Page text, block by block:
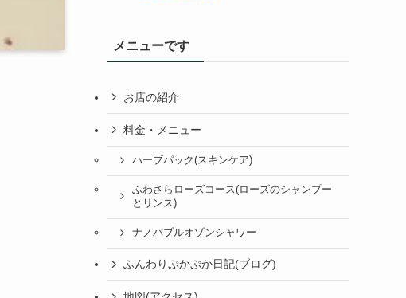
メニューです
お店の紹介
料金・メニュー
ハーブパック(スキンケア)
ふわさらローズコース(ローズのシャンプー
とリンス)
ナノバブルオゾンシャワー
ふんわりぷかぷか日記(ブログ)